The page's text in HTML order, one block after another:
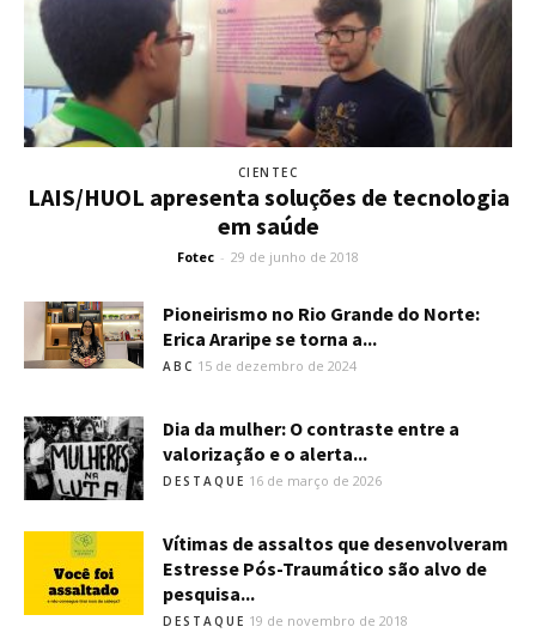
CIENTEC
LAIS/HUOL apresenta soluções de tecnologia
em saúde
Fotec - 29 de junho de 2018
Pioneirismo no Rio Grande do Norte:
Erica Araripe se torna a...
ABC 15 de dezembro de 2024
Dia da mulher: O contraste entre a
valorização e o alerta...
DESTAQUE 16 de março de 2026
Vítimas de assaltos que desenvolveram
Estresse Pós-Traumático são alvo de
pesquisa...
DESTAQUE 19 de novembro de 2018